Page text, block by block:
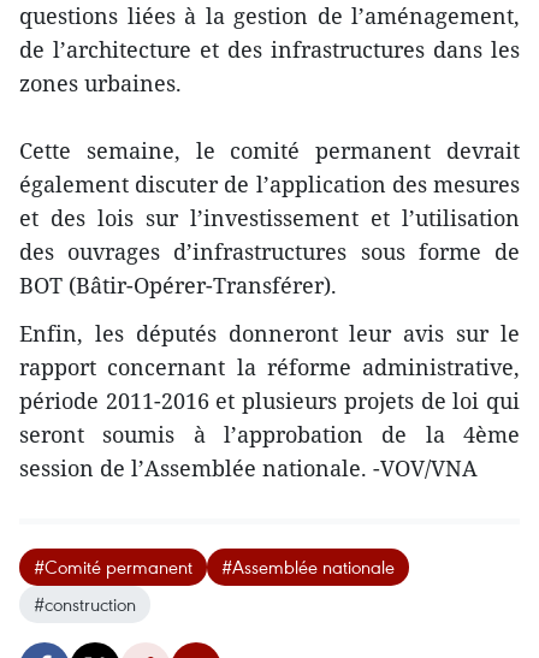
questions liées à la gestion de l’aménagement,
de l’architecture et des infrastructures dans les
zones urbaines.
Cette semaine, le comité permanent devrait
également discuter de l’application des mesures
et des lois sur l’investissement et l’utilisation
des ouvrages d’infrastructures sous forme de
BOT (Bâtir-Opérer-Transférer).
Enfin, les députés donneront leur avis sur le
rapport concernant la réforme administrative,
période 2011-2016 et plusieurs projets de loi qui
seront soumis à l’approbation de la 4ème
session de l’Assemblée nationale. -VOV/VNA
#Comité permanent
#Assemblée nationale
#construction